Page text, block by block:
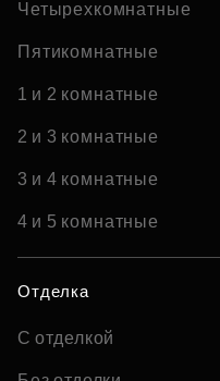
Четырехкомнатные
Пятикомнатные
1 и 2 комнатные
2 и 3 комнатные
3 и 4 комнатные
4 и 5 комнатные
Отделка
С отделкой